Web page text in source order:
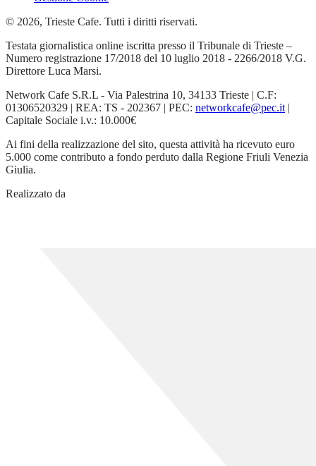
© 2026, Trieste Cafe. Tutti i diritti riservati.
Testata giornalistica online iscritta presso il Tribunale di Trieste –
Numero registrazione 17/2018 del 10 luglio 2018 - 2266/2018 V.G.
Direttore Luca Marsi.
Network Cafe S.R.L - Via Palestrina 10, 34133 Trieste | C.F:
01306520329 | REA: TS - 202367 | PEC: networkcafe@pec.it |
Capitale Sociale i.v.: 10.000€
Ai fini della realizzazione del sito, questa attività ha ricevuto euro
5.000 come contributo a fondo perduto dalla Regione Friuli Venezia
Giulia.
Realizzato da